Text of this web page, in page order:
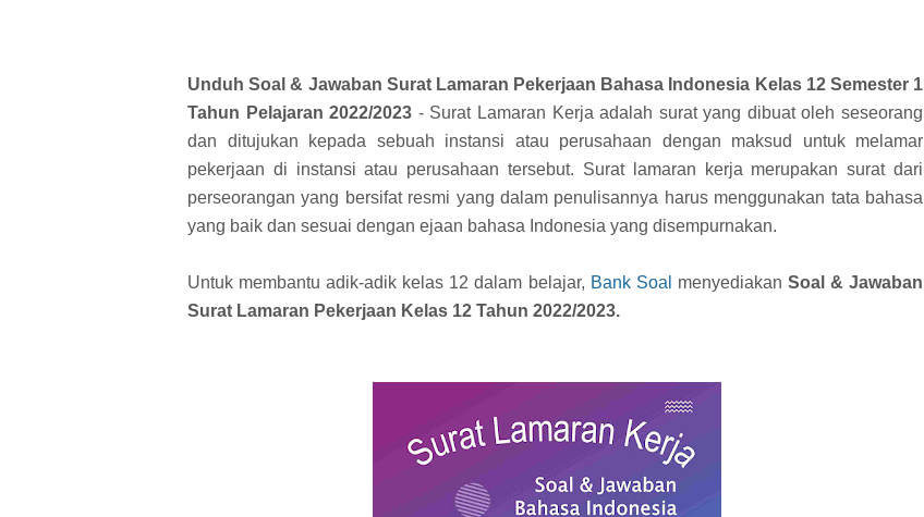
Unduh Soal & Jawaban Surat Lamaran Pekerjaan Bahasa Indonesia Kelas 12 Semester 1
Tahun Pelajaran 2022/2023 - Surat Lamaran Kerja adalah surat yang dibuat oleh seseorang
dan ditujukan kepada sebuah instansi atau perusahaan dengan maksud untuk melamar
pekerjaan di instansi atau perusahaan tersebut. Surat lamaran kerja merupakan surat dari
perseorangan yang bersifat resmi yang dalam penulisannya harus menggunakan tata bahasa
yang baik dan sesuai dengan ejaan bahasa Indonesia yang disempurnakan.
Untuk membantu adik-adik kelas 12 dalam belajar, Bank Soal menyediakan Soal & Jawaban
Surat Lamaran Pekerjaan Kelas 12 Tahun 2022/2023.